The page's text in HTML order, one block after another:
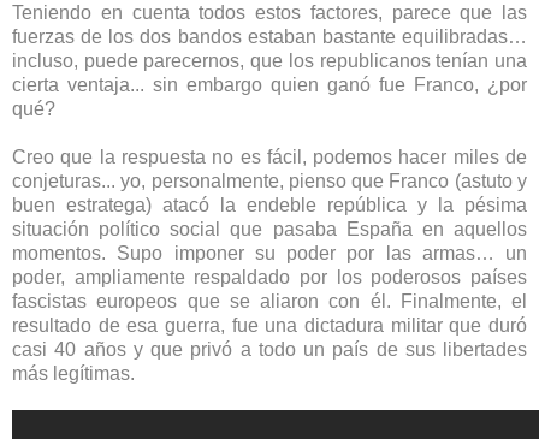
Teniendo en cuenta todos estos factores, parece que las
fuerzas de los dos bandos estaban bastante equilibradas…
incluso, puede parecernos, que los republicanos tenían una
cierta ventaja... sin embargo quien ganó fue Franco, ¿por
qué?
Creo que la respuesta no es fácil, podemos hacer miles de
conjeturas... yo, personalmente, pienso que Franco (astuto y
buen estratega) atacó la endeble república y la pésima
situación político social que pasaba España en aquellos
momentos. Supo imponer su poder por las armas… un
poder, ampliamente respaldado por los poderosos países
fascistas europeos que se aliaron con él. Finalmente, el
resultado de esa guerra, fue una dictadura militar que duró
casi 40 años y que privó a todo un país de sus libertades
más legítimas.